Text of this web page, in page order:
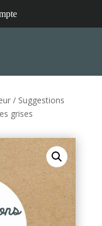
/ Suggestions
grises